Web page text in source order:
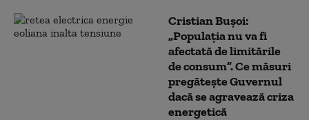
Cristian Bușoi:
„Populația nu va fi
afectată de limitările
de consum”. Ce măsuri
pregătește Guvernul
dacă se agravează criza
energetică